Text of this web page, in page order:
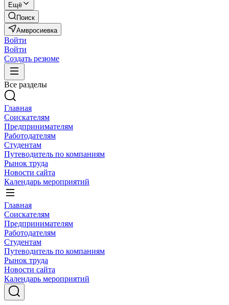
Ещё
Поиск
Амвросиевка
Войти
Войти
Создать резюме
Все разделы
Главная
Соискателям
Предпринимателям
Работодателям
Студентам
Путеводитель по компаниям
Рынок труда
Новости сайта
Календарь мероприятий
Главная
Соискателям
Предпринимателям
Работодателям
Студентам
Путеводитель по компаниям
Рынок труда
Новости сайта
Календарь мероприятий